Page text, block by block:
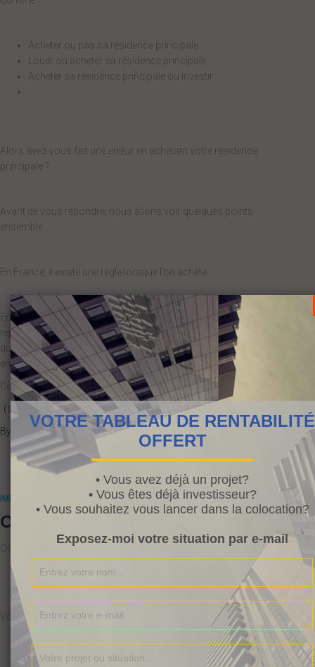
Acheter ou pas sa résidence principale
Louer ou acheter sa résidence principale
Acheter sa résidence principale ou investir
Alors avez-vous fait une erreur en achetant votre résidence
principale ?
Avant de vous répondre, nous allons voir quelques points
ensemble.
En France, il existe une règle lorsque l’on achète.
En effet, les banquiers/courtiers appliquent un ratio. Ce ratio
représente 33 %. Alors qu’est-ce que cela signifie. Tout simplement
qu’il ne pourra pas « théoriquement » vous prêter au-delà d’un
endettement de 33 %.
Cela va dépendre de votre reste à vivre, mais pas uniquement.
(suite…)
By
Audrey, ago
IMMOBILIER
Où investir en 2017
Où investir en 2017
Vous vous demandez probablement
VOTRE TABLEAU DE RENTABILITÉ
OFFERT
• Vous avez déjà un projet?
• Vous êtes déjà investisseur?
• Vous souhaitez vous lancer dans la colocation?
Exposez-moi votre situation par e-mail